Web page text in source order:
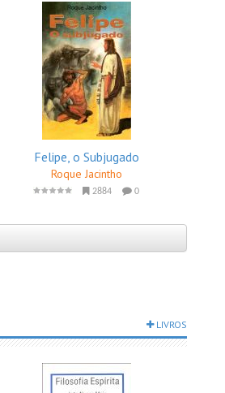
Felipe, o Subjugado
Roque Jacintho
2884 0
LIVROS